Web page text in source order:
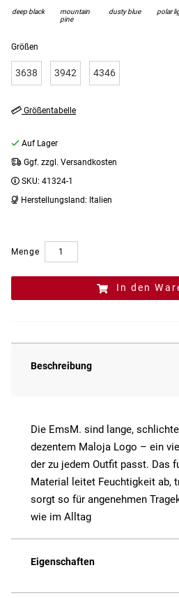
Größen
3638 3942 4346
deep black
mountain
pine
dusty blue polar
Größentabelle
Auf Lager
Ggf. zzgl. Versandkosten
SKU: 41324-1
Herstellungsland: Italien
Menge
In den
Beschreibung
Die EmsM. sind lange,
dezentem Maloja Logo – ein
der zu jedem Outfit passt. Das
Material leitet Feuchtigkeit ab,
sorgt so für angenehmen
wie im Alltag
Eigenschaften